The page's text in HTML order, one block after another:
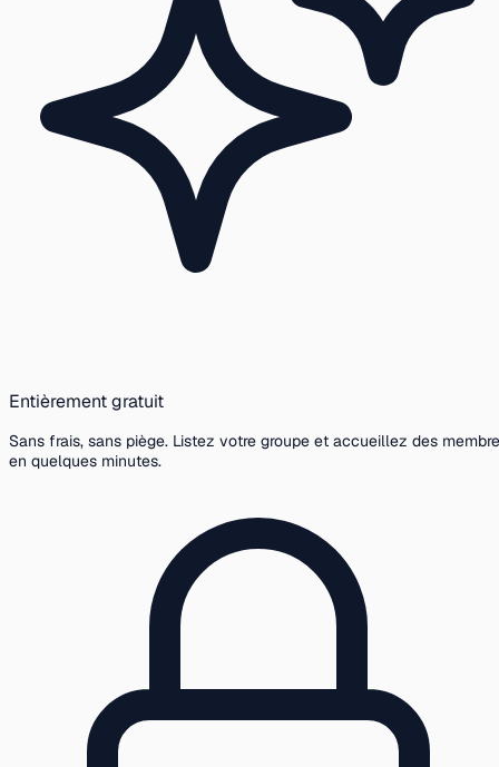
Entièrement gratuit
Sans frais, sans piège. Listez votre groupe et accueillez des
en quelques minutes.